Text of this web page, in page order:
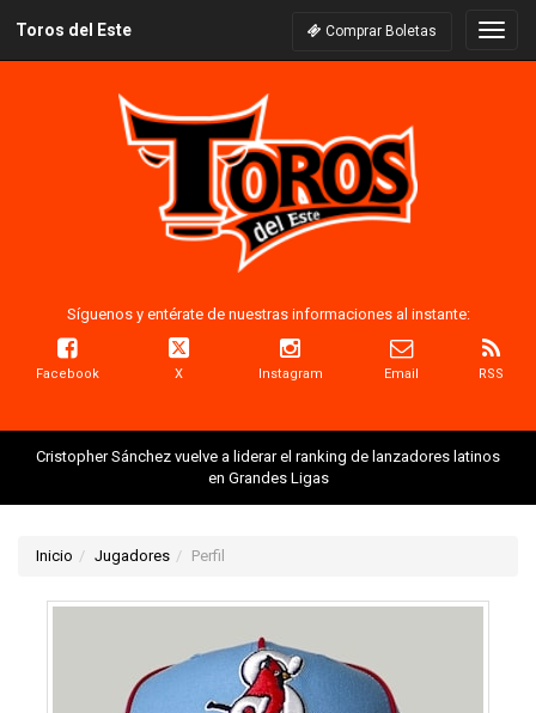
Toros del Este Comprar Boletas
Síguenos y entérate de nuestras informaciones al instante:
Facebook X Instagram Email RSS
Cristopher Sánchez vuelve a liderar el ranking de lanzadores latinos
en Grandes Ligas
Inicio Jugadores Perfil